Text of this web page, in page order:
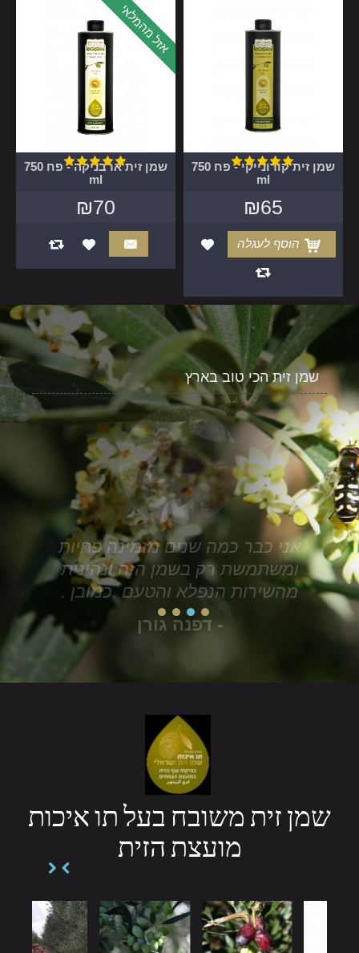
אזל מהמלאי
שמן זית ארבניקה - פח 750
ml
₪70
שמן זית קורונייקי - פח 750
ml
₪65
הוסף לעגלה
שמן זית הכי טוב בארץ
אני כבר כמה שנים מזמינה פחיות
ומשתמשת רק בשמן הזה ונהינית
מהשירות הנפלא והטעם .כמובן .
- דפנה גורן
שמן זית משובח בעל תו איכות